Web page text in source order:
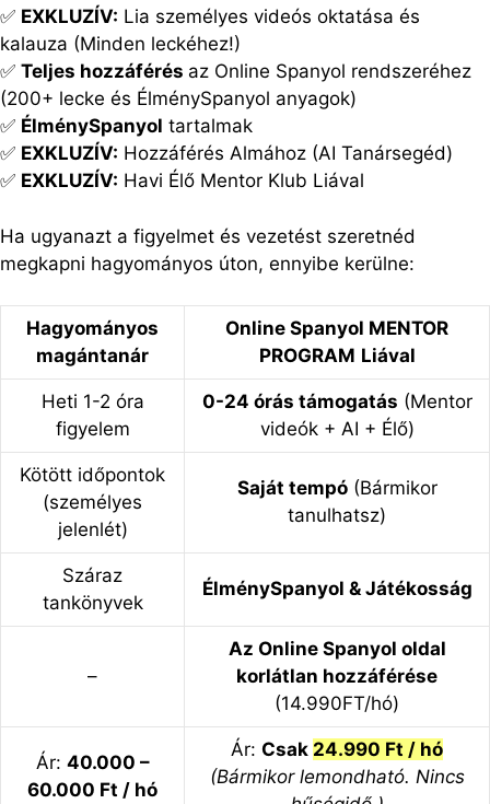
✅ EXKLUZÍV: Lia személyes videós oktatása és
kalauza (Minden leckéhez!)
✅ Teljes hozzáférés az Online Spanyol rendszeréhez
(200+ lecke és ÉlménySpanyol anyagok)
✅ ÉlménySpanyol tartalmak
✅ EXKLUZÍV: Hozzáférés Almához (AI Tanársegéd)
✅ EXKLUZÍV: Havi Élő Mentor Klub Liával
Ha ugyanazt a figyelmet és vezetést szeretnéd
megkapni hagyományos úton, ennyibe kerülne:
Hagyományos
magántanár
Online Spanyol MENTOR
PROGRAM Liával
Heti 1-2 óra
figyelem
0-24 órás támogatás (Mentor
videók + AI + Élő)
Kötött időpontok
(személyes
jelenlét)
Saját tempó(Bármikor
tanulhatsz)
Száraz
tankönyvek
ÉlménySpanyol & Játékosság
–
Az Online Spanyol oldal
korlátlan hozzáférése
(14.990FT/hó)
Ár: 40.000 –
60.000 Ft / hó
Ár: Csak 24.990 Ft / hó
(Bármikor lemondható. Nincs